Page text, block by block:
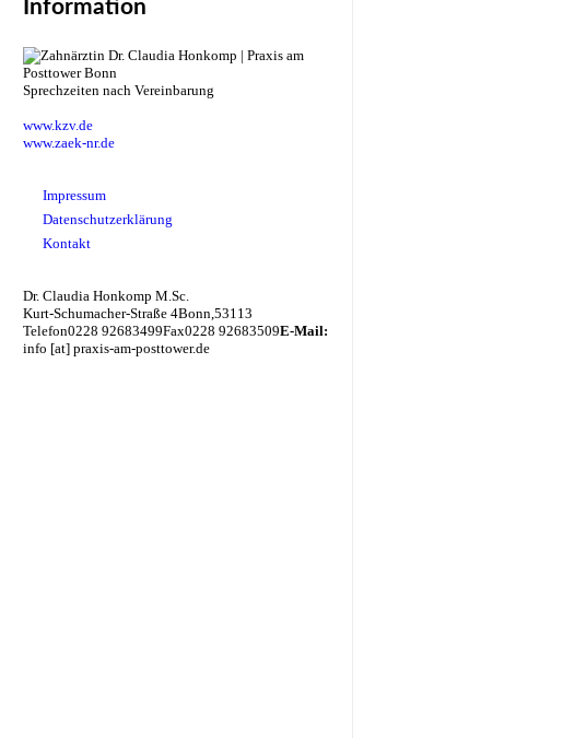
Information
Sprechzeiten nach Vereinbarung
www.kzv.de
www.zaek-nr.de
Impressum
Datenschutzerklärung
Kontakt
Dr. Claudia Honkomp M.Sc.
Kurt-Schumacher-Straße 4Bonn,53113
Telefon0228 92683499Fax0228 92683509E-Mail:
info [at] praxis-am-posttower.de